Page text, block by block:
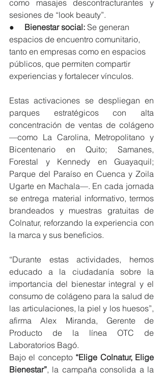
como masajes descontracturantes y
sesiones de “look beauty”.
● Bienestar social: Se generan
espacios de encuentro comunitario,
tanto en empresas como en espacios
públicos, que permiten compartir
experiencias y fortalecer vínculos.
Estas activaciones se despliegan en
parques estratégicos con alta
concentración de ventas de colágeno
—como La Carolina, Metropolitano y
Bicentenario en Quito; Samanes,
Forestal y Kennedy en Guayaquil;
Parque del Paraíso en Cuenca y Zoila
Ugarte en Machala—. En cada jornada
se entrega material informativo, termos
brandeados y muestras gratuitas de
Colnatur, reforzando la experiencia con
la marca y sus beneficios.
“Durante estas actividades, hemos
educado a la ciudadanía sobre la
importancia del bienestar integral y el
consumo de colágeno para la salud de
las articulaciones, la piel y los huesos”,
afirma Alex Miranda, Gerente de
Producto de la línea OTC de
Laboratorios Bagó.
Bajo el concepto “Elige Colnatur, Elige
Bienestar”, la campaña consolida a la